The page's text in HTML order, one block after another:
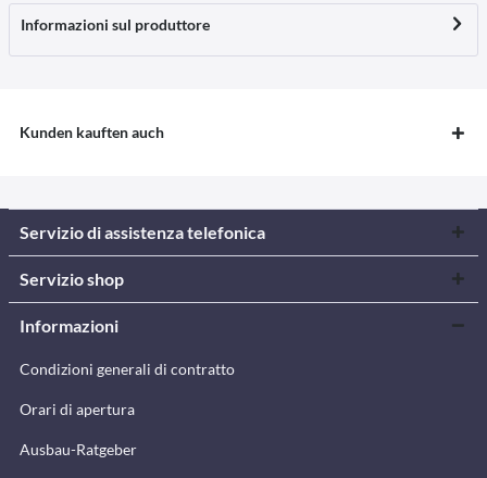
Informazioni sul produttore
Kunden kauften auch
Servizio di assistenza telefonica
Servizio shop
Informazioni
Condizioni generali di contratto
Orari di apertura
Ausbau-Ratgeber